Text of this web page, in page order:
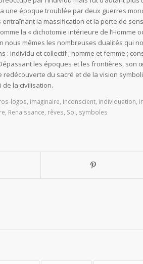
une époque troublée par deux guerres
entraînant la massification et la perte de
la « dichotomie intérieure de l’Homme
nous mêmes les nombreuses dualités qui
: individu et collectif ; homme et femme ;
les époques et les frontières, son
redécouverte du sacré et de la vision
de la civilisation.
logos imaginaire inconscient individuation
Renaissance rêves Soi symboles